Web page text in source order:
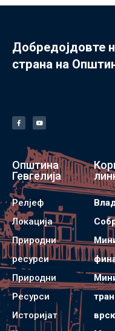
Добредојдовте
страна на
Општина
Гевгелија
Релјеф
Локација
Природни
ресурси
Природни
Ресурси
Историјат